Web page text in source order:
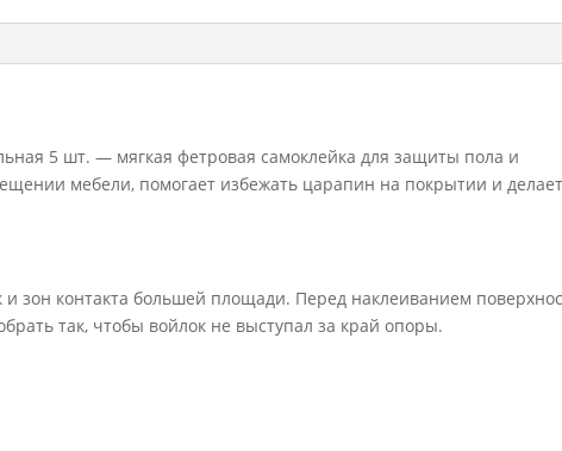
5 шт. — мягкая фетровая самоклейка для защиты пола и
мебели, помогает избежать царапин на покрытии и делает
зон контакта большей площади. Перед наклеиванием
так, чтобы войлок не выступал за край опоры.